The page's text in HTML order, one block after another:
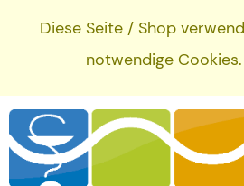
Diese Seite / Shop
notwendige Cookies.